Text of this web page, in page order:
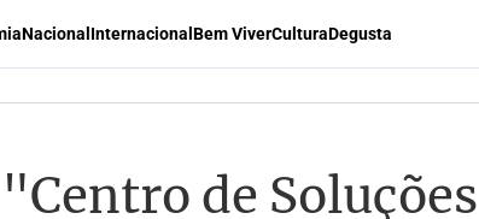
Nacional Internacional Bem ViverCulturaDegusta
de